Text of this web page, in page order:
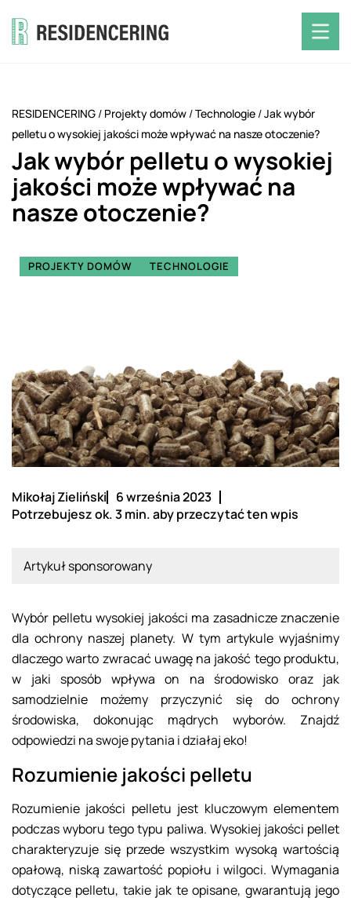
RESIDENCERING / Projekty domów /Technologie /Jak wybór
pelletu o wysokiej jakości może wpływać na nasze otoczenie?
Jak wybór pelletu o wysokiej
jakości może wpływać na
nasze otoczenie?
PROJEKTY DOMÓW TECHNOLOGIE
Mikołaj Zieliński
6 września 2023
Potrzebujesz ok. 3 min. aby przeczytać ten wpis
Artykuł sponsorowany
Wybór pelletu wysokiej jakości ma zasadnicze znaczenie
dla ochrony naszej planety. W tym artykule wyjaśnimy
dlaczego warto zwracać uwagę na jakość tego produktu,
w jaki sposób wpływa on na środowisko oraz jak
samodzielnie możemy przyczynić się do ochrony
środowiska, dokonując mądrych wyborów. Znajdź
odpowiedzi na swoje pytania i działaj eko!
Rozumienie jakości pelletu
Rozumienie jakości pelletu jest kluczowym elementem
podczas wyboru tego typu paliwa. Wysokiej jakości pellet
charakteryzuje się przede wszystkim wysoką wartością
opałową, niską zawartość popiołu i wilgoci. Wymagania
dotyczące pelletu, takie jak te opisane, gwarantują jego